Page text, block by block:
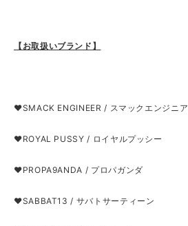
【お取扱いブランド】
❤SMACK ENGINEER / スマックエンジニア
❤ROYAL PUSSY / ロイヤルプッシー
❤PROPA9ANDA / プロパガンダ
❤SABBAT13 / サバトサーティーン